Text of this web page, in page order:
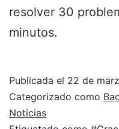
resolver 30
minutos.
Publicada el 22 de
Categorizado como
Noticias